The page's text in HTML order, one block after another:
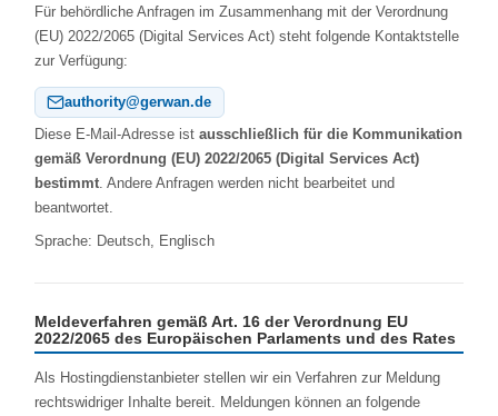
Für behördliche Anfragen im Zusammenhang mit der Verordnung
(EU) 2022/2065 (Digital Services Act) steht folgende Kontaktstelle
zur Verfügung:
authority@gerwan.de
Diese E‑Mail‑Adresse ist ausschließlich für die Kommunikation
gemäß Verordnung (EU) 2022/2065 (Digital Services Act)
bestimmt. Andere Anfragen werden nicht bearbeitet und
beantwortet.
Sprache: Deutsch, Englisch
Meldeverfahren gemäß Art. 16 der Verordnung EU
2022/2065 des Europäischen Parlaments und des Rates
Als Hostingdienstanbieter stellen wir ein Verfahren zur Meldung
rechtswidriger Inhalte bereit. Meldungen können an folgende